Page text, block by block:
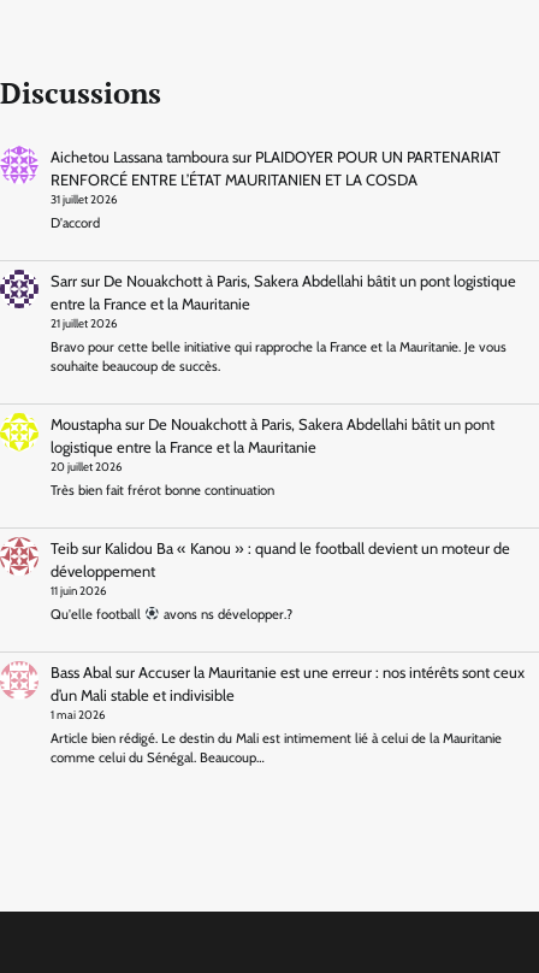
Discussions
Aichetou Lassana tambourasur PLAIDOYER POUR UN PARTENARIAT
RENFORCÉ ENTRE L’ÉTAT MAURITANIEN ET LA COSDA
31 juillet 2026
D'accord
Sarrsur De Nouakchott à Paris, Sakera Abdellahi bâtit un pont logistique
entre la France et la Mauritanie
21 juillet 2026
Bravo pour cette belle initiative qui rapproche la France et la Mauritanie. Je vous
souhaite beaucoup de succès.
Moustaphasur De Nouakchott à Paris, Sakera Abdellahi bâtit un pont
logistique entre la France et la Mauritanie
20 juillet 2026
Très bien fait frérot bonne continuation
Teibsur Kalidou Ba « Kanou » : quand le football devient un moteur de
développement
11 juin 2026
Qu'elle football avons ns développer.?
Bass Abal sur Accuser la Mauritanie est une erreur : nos intérêts sont ceux
d’un Mali stable et indivisible
1 mai 2026
Article bien rédigé. Le destin du Mali est intimement lié à celui de la Mauritanie
comme celui du Sénégal. Beaucoup…